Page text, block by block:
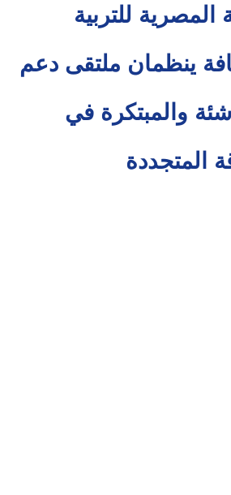
المصرية للتربية
ينظمان ملتقى دعم
والمبتكرة في
المتجددة